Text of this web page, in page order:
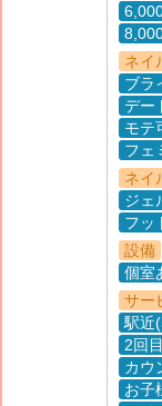
ネイ
ブラ
デー
モテ
フェ
ネイ
ジェ
フッ
設備
個室
サー
駅近
2回
カウ
お子